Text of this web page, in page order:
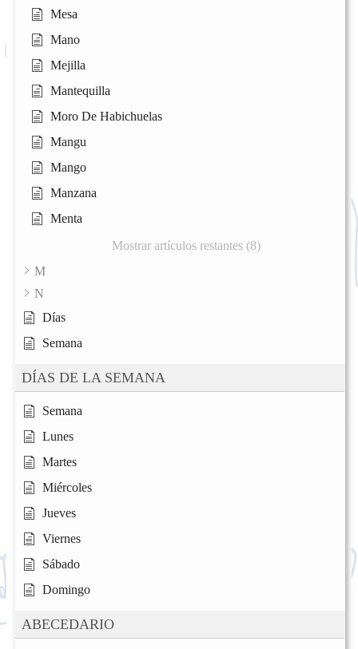
Mesa
Mano
Mejilla
Mantequilla
Moro De Habichuelas
Mangu
Mango
Manzana
Menta
Mostrar artículos restantes (8)
M
N
Días
Semana
DÍAS DE LA SEMANA
Semana
Lunes
Martes
Miércoles
Jueves
Viernes
Sábado
Domingo
ABECEDARIO